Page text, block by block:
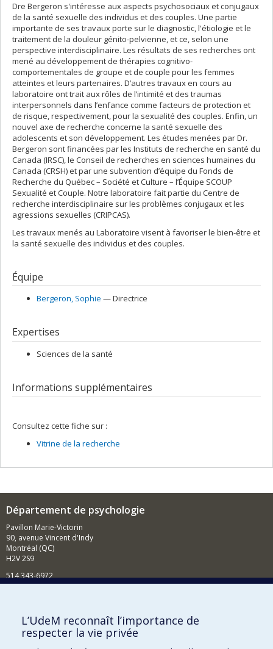
Dre Bergeron s'intéresse aux aspects psychosociaux et conjugaux
de la santé sexuelle des individus et des couples. Une partie
importante de ses travaux porte sur le diagnostic, l'étiologie et le
traitement de la douleur génito-pelvienne, et ce, selon une
perspective interdisciplinaire. Les résultats de ses recherches ont
mené au développement de thérapies cognitivo-
comportementales de groupe et de couple pour les femmes
atteintes et leurs partenaires. D’autres travaux en cours au
laboratoire ont trait aux rôles de l’intimité et des traumas
interpersonnels dans l’enfance comme facteurs de protection et
de risque, respectivement, pour la sexualité des couples. Enfin, un
nouvel axe de recherche concerne la santé sexuelle des
adolescents et son développement. Les études menées par Dr.
Bergeron sont financées par les Instituts de recherche en santé du
Canada (IRSC), le Conseil de recherches en sciences humaines du
Canada (CRSH) et par une subvention d’équipe du Fonds de
Recherche du Québec – Société et Culture – l’Équipe SCOUP
Sexualité et Couple. Notre laboratoire fait partie du Centre de
recherche interdisciplinaire sur les problèmes conjugaux et les
agressions sexuelles (CRIPCAS).
Les travaux menés au Laboratoire visent à favoriser le bien-être et
la santé sexuelle des individus et des couples.
Équipe
Bergeron, Sophie — Directrice
Expertises
Sciences de la santé
Informations supplémentaires
Consultez cette fiche sur :
Vitrine de la recherche
Département de psychologie
Pavillon Marie-Victorin
90, avenue Vincent d'Indy
Montréal (QC)
H2V 2S9
514 343-6972
Comment soutenir le Département?
BESOIN D'AIDE?
L’UdeM reconnaît l’importance de
respecter la vie privée